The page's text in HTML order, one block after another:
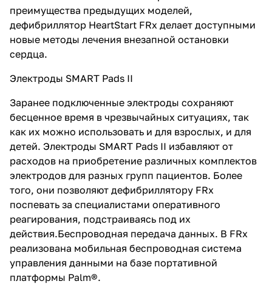
преимущества предыдущих моделей,
дефибриллятор HeartStart FRx делает доступными
новые методы лечения внезапной остановки
сердца.
Электроды SMART Pads II
Заранее подключенные электроды сохраняют
бесценное время в чрезвычайных ситуациях, так
как их можно использовать и для взрослых, и для
детей. Электроды SMART Pads II избавляют от
расходов на приобретение различных комплектов
электродов для разных групп пациентов. Более
того, они позволяют дефибриллятору FRx
поспевать за специалистами оперативного
реагирования, подстраиваясь под их
действия.Беспроводная передача данных. В FRx
реализована мобильная беспроводная система
управления данными на базе портативной
платформы Palm®.